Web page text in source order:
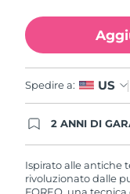
Spedire a: US
2 ANNI DI
che, in caso di
acquisto,
gratuitamente.
Ispirato alle antiche
rivoluzionato dalle
Turchia
Emirati Arabi
Regno Unito
Stati Uniti
Uzbekistan